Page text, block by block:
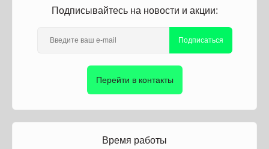
Подписывайтесь на новости и акции:
Подписаться
Перейти в контакты
Время работы